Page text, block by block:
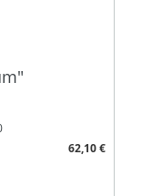
62,10 €